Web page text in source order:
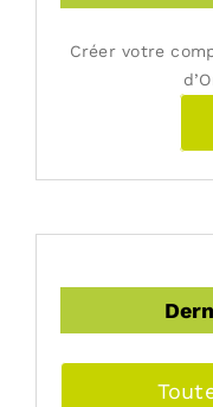
Créer votre